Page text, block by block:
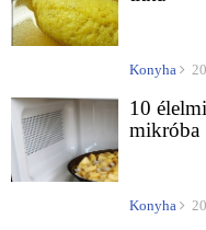
Konyha
10
mikróba
Konyha